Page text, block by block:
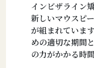
インビザライン
新しいマウスピ
が組まれていま
めの適切な期間
の力がかかる時